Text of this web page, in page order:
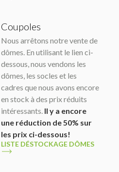
Coupoles
Nous arrêtons notre vente de
dômes. En utilisant le lien ci-
dessous, nous vendons les
dômes, les socles et les
cadres que nous avons encore
en stock à des prix réduits
intéressants. Il y a encore
une réduction de 50% sur
les prix ci-dessous!
LISTE DÉSTOCKAGE DÔMES